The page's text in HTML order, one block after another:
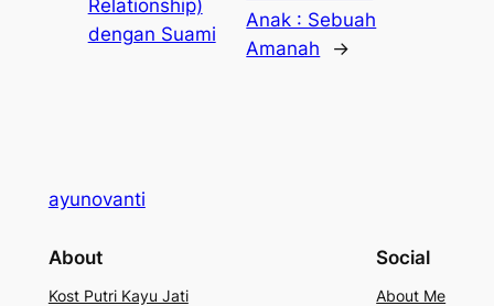
Relationship)
dengan Suami
Anak : Sebuah
Amanah
→
ayunovanti
About
Kost Putri Kayu Jati
Social
About Me